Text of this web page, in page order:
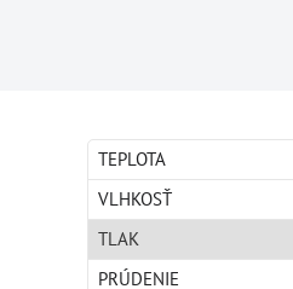
TEPLOTA
VLHKOSŤ
TLAK
PRÚDENIE